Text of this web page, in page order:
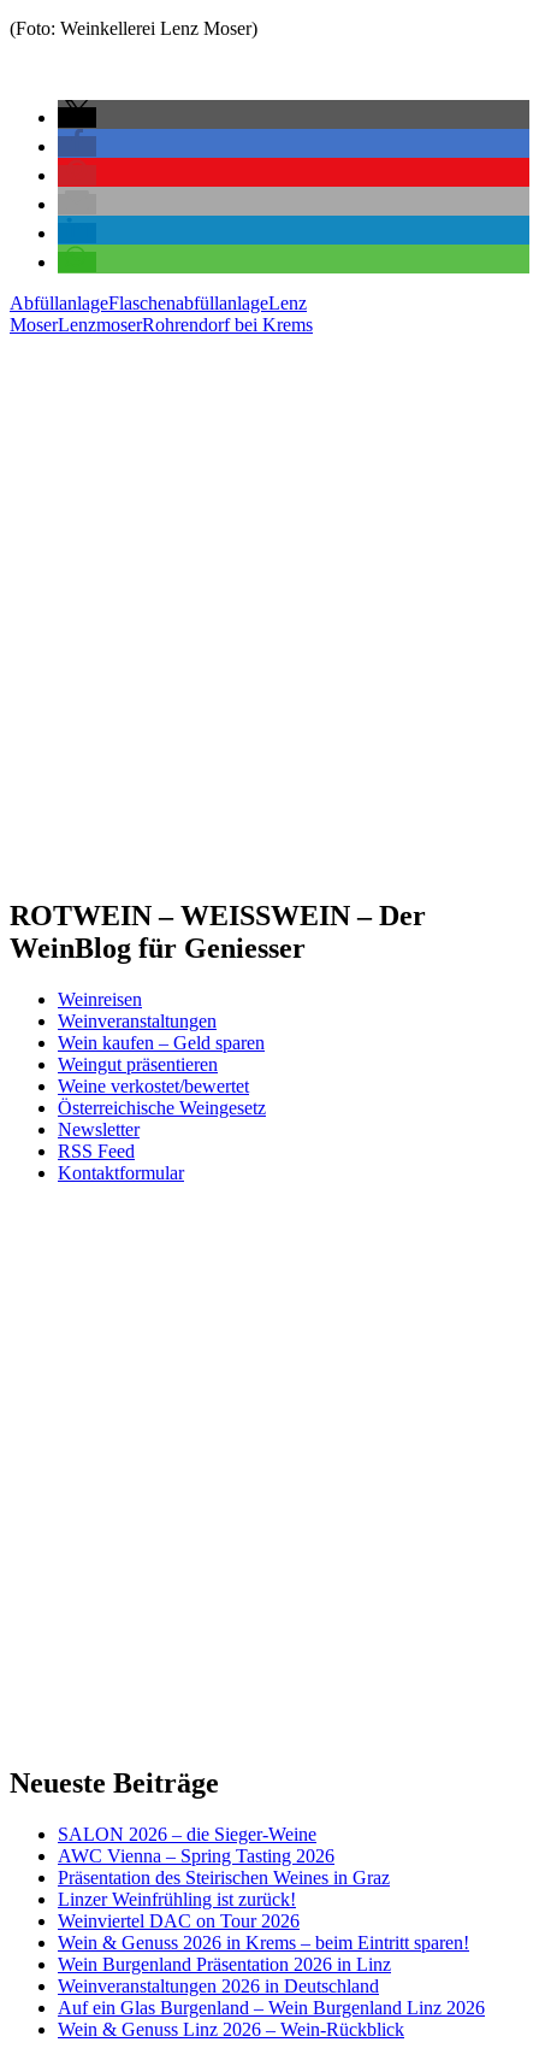
(Foto: Weinkellerei Lenz Moser)
AbfüllanlageFlaschenabfüllanlageLenz
MoserLenzmoserRohrendorf bei Krems
ROTWEIN – WEISSWEIN – Der
WeinBlog für Geniesser
Weinreisen
Weinveranstaltungen
Wein kaufen – Geld sparen
Weingut präsentieren
Weine verkostet/bewertet
Österreichische Weingesetz
Newsletter
RSS Feed
Kontaktformular
Neueste Beiträge
SALON 2026 – die Sieger-Weine
AWC Vienna – Spring Tasting 2026
Präsentation des Steirischen Weines in Graz
Linzer Weinfrühling ist zurück!
Weinviertel DAC on Tour 2026
Wein & Genuss 2026 in Krems – beim Eintritt sparen!
Wein Burgenland Präsentation 2026 in Linz
Weinveranstaltungen 2026 in Deutschland
Auf ein Glas Burgenland – Wein Burgenland Linz 2026
Wein & Genuss Linz 2026 – Wein-Rückblick